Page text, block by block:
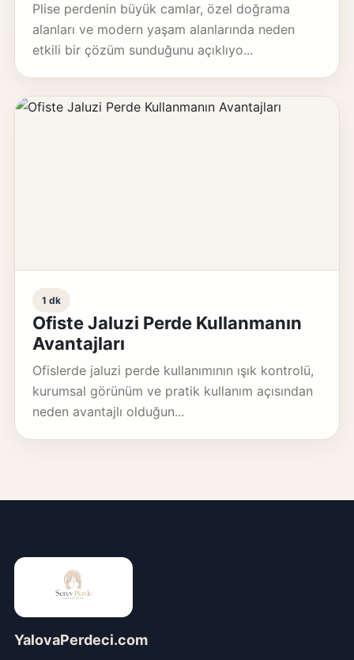
Plise perdenin büyük camlar, özel doğrama
alanları ve modern yaşam alanlarında neden
etkili bir çözüm sunduğunu açıklıyo...
1 dk
Ofiste Jaluzi Perde Kullanmanın
Avantajları
Ofislerde jaluzi perde kullanımının ışık kontrolü,
kurumsal görünüm ve pratik kullanım açısından
neden avantajlı olduğun...
YalovaPerdeci.com